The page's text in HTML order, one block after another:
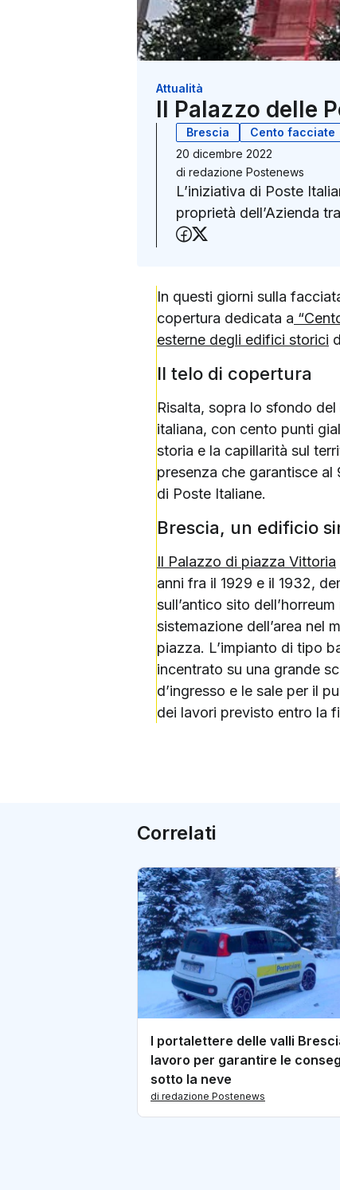
Attualità
Il Palazzo delle
Brescia Cento facciate
20 dicembre 2022
di redazione Postenews
L’iniziativa di Poste
proprietà dell’Azienda
Condividi su
In questi giorni sulla
copertura dedicata a
esterne degli edifici storici
Il telo di copertura
Risalta, sopra lo sfondo
italiana, con cento punti
storia e la capillarità sul
presenza che garantisce
di Poste Italiane.
Brescia, un edificio
Il Palazzo di piazza Vittoria
anni fra il 1929 e il 1932,
sull’antico sito
sistemazione dell’area nel
piazza. L’impianto di tipo
incentrato su una grande
d’ingresso e le sale per il
dei lavori previsto entro la
Correlati
I portalettere delle valli
lavoro per garantire le
sotto la neve
di redazione Postenews